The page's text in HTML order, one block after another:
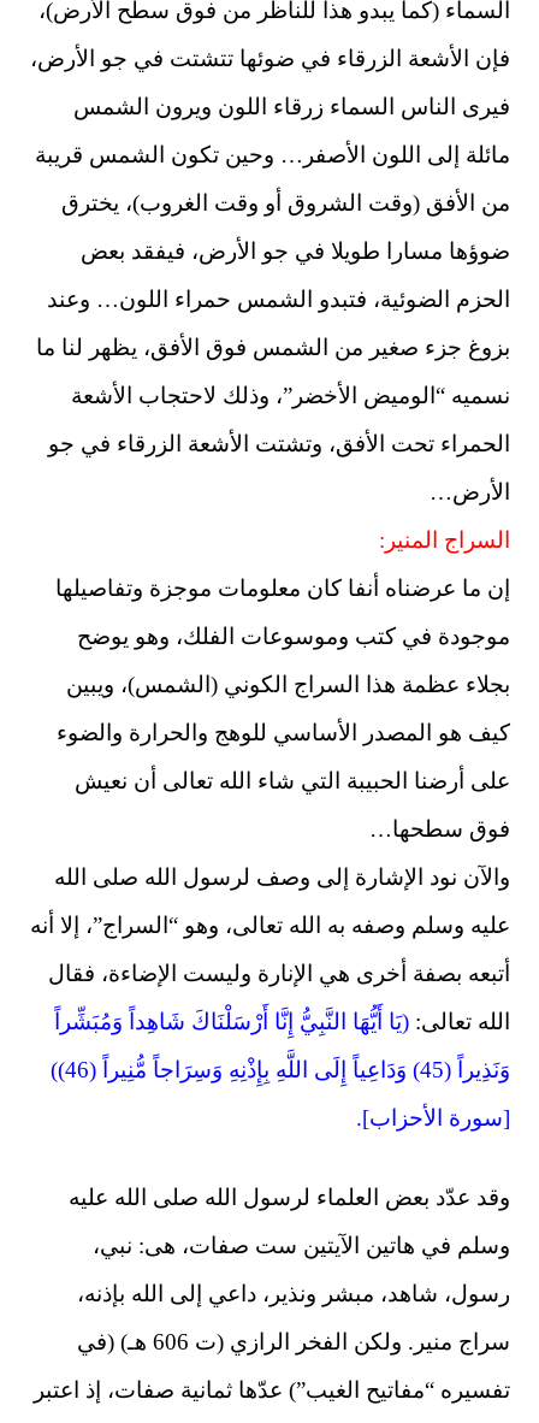
السماء (كما يبدو هذا للناظر من فوق سطح الأرض)،
فإن الأشعة الزرقاء في ضوئها تتشتت في جو الأرض،
فيرى الناس السماء زرقاء اللون ويرون الشمس
مائلة إلى اللون الأصفر… وحين تكون الشمس قريبة
من الأفق (وقت الشروق أو وقت الغروب)، يخترق
ضوؤها مسارا طويلا في جو الأرض، فيفقد بعض
الحزم الضوئية، فتبدو الشمس حمراء اللون… وعند
بزوغ جزء صغير من الشمس فوق الأفق، يظهر لنا ما
نسميه “الوميض الأخضر”، وذلك لاحتجاب الأشعة
الحمراء تحت الأفق، وتشتت الأشعة الزرقاء في جو
الأرض…
السراج المنير:
إن ما عرضناه أنفا كان معلومات موجزة وتفاصيلها
موجودة في كتب وموسوعات الفلك، وهو يوضح
بجلاء عظمة هذا السراج الكوني (الشمس)، ويبين
كيف هو المصدر الأساسي للوهج والحرارة والضوء
على أرضنا الحبيبة التي شاء الله تعالى أن نعيش
فوق سطحها…
والآن نود الإشارة إلى وصف لرسول الله صلى الله
عليه وسلم وصفه به الله تعالى، وهو “السراج”، إلا أنه
أتبعه بصفة أخرى هي الإنارة وليست الإضاءة، فقال
الله تعالى: (يَا أَيُّهَا النَّبِيُّ إِنَّا أَرْسَلْنَاكَ شَاهِداً وَمُبَشِّراً
وَنَذِيراً (45) وَدَاعِياً إِلَى اللَّهِ بِإِذْنِهِ وَسِرَاجاً مُّنِيراً (46))
[سورة الأحزاب].
وقد عدّد بعض العلماء لرسول الله صلى الله عليه
وسلم في هاتين الآيتين ست صفات، هى: نبي،
رسول، شاهد، مبشر ونذير، داعي إلى الله بإذنه،
سراج منير. ولكن الفخر الرازي (ت 606 هـ) (في
تفسيره “مفاتيح الغيب”) عدّها ثمانية صفات، إذ اعتبر